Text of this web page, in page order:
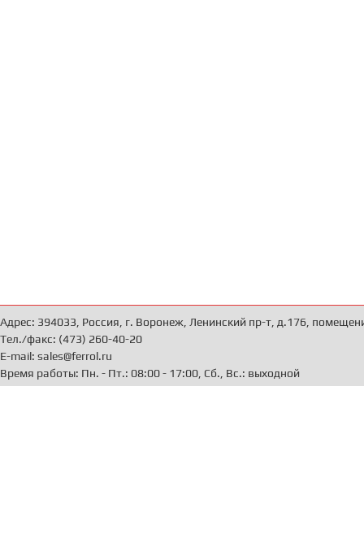
Адрес: 394033, Россия, г. Воронеж, Ленинский пр-т, д.176,
Тел./факс: (473) 260-40-20
E-mail: sales@ferrol.ru
Время работы: Пн. - Пт.: 08:00 - 17:00, Сб., Вс.: выходной